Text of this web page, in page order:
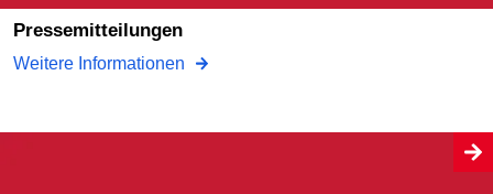
Pressemitteilungen
Weitere Informationen